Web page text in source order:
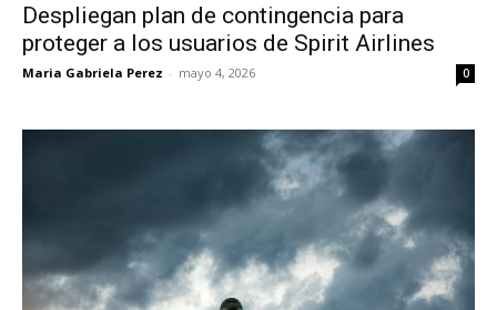
Despliegan plan de contingencia para
proteger a los usuarios de Spirit Airlines
Maria Gabriela Perez - mayo 4, 2026 0